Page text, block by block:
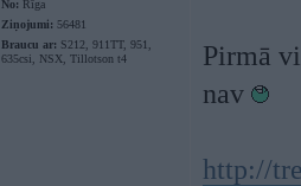
No: Rīga
Ziņojumi: 56481
Braucu ar: S212, 911TT, 951,
635csi, NSX, Tillotson t4
Pirmā
nav
http://